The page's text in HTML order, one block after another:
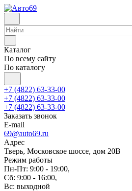
Каталог
По всему сайту
По каталогу
+7 (4822) 63-33-00
+7 (4822) 63-33-00
+7 (4822) 63-33-00
Заказать звонок
E-mail
69@auto69.ru
Адрес
Тверь, Московское шоссе, дом 20В
Режим работы
Пн-Пт: 9:00 - 19:00,
Сб: 9:00 - 16:00,
Вс: выходной